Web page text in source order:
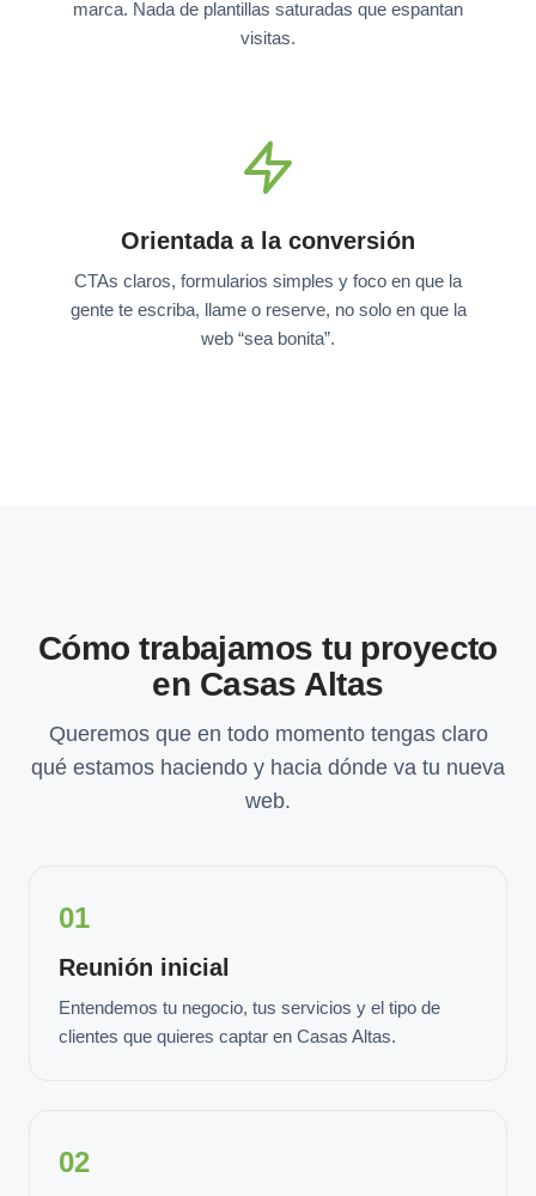
marca. Nada de plantillas saturadas que espantan
visitas.
Orientada a la conversión
CTAs claros, formularios simples y foco en que la
gente te escriba, llame o reserve, no solo en que la
web “sea bonita”.
Cómo trabajamos tu proyecto
en Casas Altas
Queremos que en todo momento tengas claro
qué estamos haciendo y hacia dónde va tu nueva
web.
01
Reunión inicial
Entendemos tu negocio, tus servicios y el tipo de
clientes que quieres captar en Casas Altas.
02